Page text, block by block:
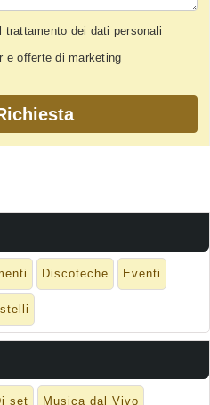
trattamento dei dati personali
e offerte di marketing
Discoteche Eventi
set Musica dal Vivo